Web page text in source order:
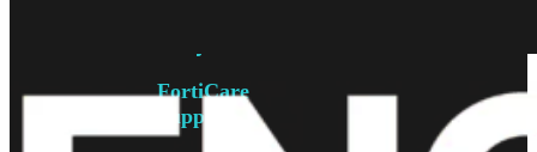
FortiCare
Support